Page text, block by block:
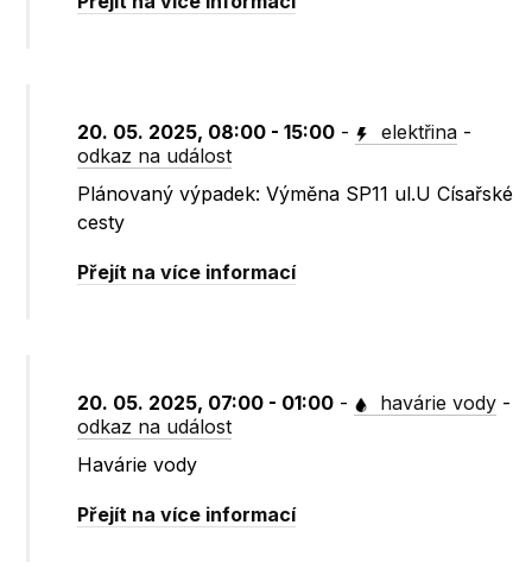
20. 05. 2025, 08:00 - 15:00 - elektřina -
odkaz na událost
Plánovaný výpadek: Výměna SP11 ul.U Císařské
cesty
Přejít na více informací
20. 05. 2025, 07:00 - 01:00 - havárie vody -
odkaz na událost
Havárie vody
Přejít na více informací